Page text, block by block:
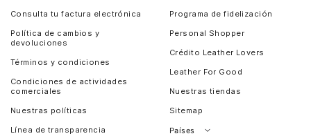
Consulta tu factura electrónica
Política de cambios y
devoluciones
Términos y condiciones
Condiciones de actividades
comerciales
Nuestras políticas
Línea de transparencia
Programa de fidelización
Personal Shopper
Crédito Leather Lovers
Leather For Good
Nuestras tiendas
Sitemap
Países